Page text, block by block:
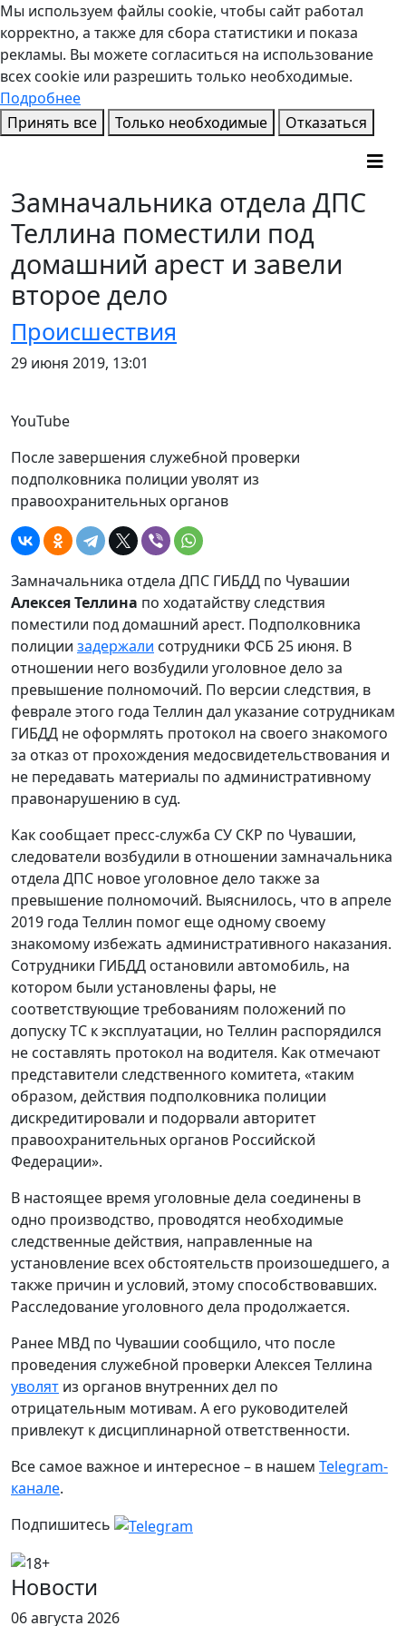
Мы используем файлы cookie, чтобы сайт работал
корректно, а также для сбора статистики и показа
рекламы. Вы можете согласиться на использование
всех cookie или разрешить только необходимые.
Подробнее
Принять все
Только необходимые Отказаться
Замначальника отдела ДПС
Теллина поместили под
домашний арест и завели
второе дело
Происшествия
29 июня 2019, 13:01
YouTube
После завершения служебной проверки
подполковника полиции уволят из
правоохранительных органов
Замначальника отдела ДПС ГИБДД по Чувашии
Алексея Теллина по ходатайству следствия
поместили под домашний арест. Подполковника
полиции задержали сотрудники ФСБ 25 июня. В
отношении него возбудили уголовное дело за
превышение полномочий. По версии следствия, в
феврале этого года Теллин дал указание сотрудникам
ГИБДД не оформлять протокол на своего знакомого
за отказ от прохождения медосвидетельствования и
не передавать материалы по административному
правонарушению в суд.
Как сообщает пресс-служба СУ СКР по Чувашии,
следователи возбудили в отношении замначальника
отдела ДПС новое уголовное дело также за
превышение полномочий. Выяснилось, что в апреле
2019 года Теллин помог еще одному своему
знакомому избежать административного наказания.
Сотрудники ГИБДД остановили автомобиль, на
котором были установлены фары, не
соответствующие требованиям положений по
допуску ТС к эксплуатации, но Теллин распорядился
не составлять протокол на водителя. Как отмечают
представители следственного комитета, «таким
образом, действия подполковника полиции
дискредитировали и подорвали авторитет
правоохранительных органов Российской
Федерации».
В настоящее время уголовные дела соединены в
одно производство, проводятся необходимые
следственные действия, направленные на
установление всех обстоятельств произошедшего, а
также причин и условий, этому способствовавших.
Расследование уголовного дела продолжается.
Ранее МВД по Чувашии сообщило, что после
проведения служебной проверки Алексея Теллина
уволят из органов внутренних дел по
отрицательным мотивам. А его руководителей
привлекут к дисциплинарной ответственности.
Все самое важное и интересное – в нашем Telegram-
канале.
Подпишитесь
Новости
06 августа 2026